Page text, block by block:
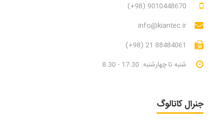
(+98) 9010448670
info@kiantec.ir
(+98) 21 88484061
شنبه تا چهارشنبه: 17:30 - 8:30
جنرال کاتالوگ